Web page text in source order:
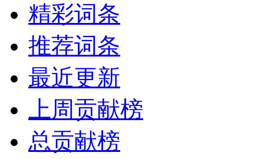
精彩词条
推荐词条
最近更新
上周贡献榜
总贡献榜